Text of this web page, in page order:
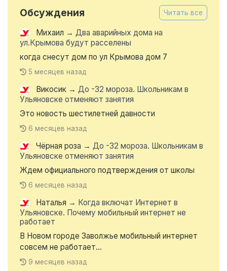
Обсуждения Читать все
Михаил → Два аварийных дома на
ул.Крымова будут расселены
когда снесут дом по ул Крымова дом 7
5 месяцев назад
Викосик → До -32 мороза. Школьникам в
Ульяновске отменяют занятия
Это новость шестилетней давности
6 месяцев назад
Чёрная роза → До -32 мороза. Школьникам в
Ульяновске отменяют занятия
Ждем официального подтверждения от школы
6 месяцев назад
Наталья → Когда включат Интернет в
Ульяновске. Почему мобильный интернет не
работает
В Новом городе Заволжье мобильный интернет
совсем не работает...
9 месяцев назад